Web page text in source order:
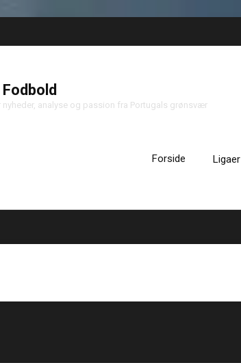
nyheder, analyse og passion fra Portugals grønsvær
Forside Ligaer